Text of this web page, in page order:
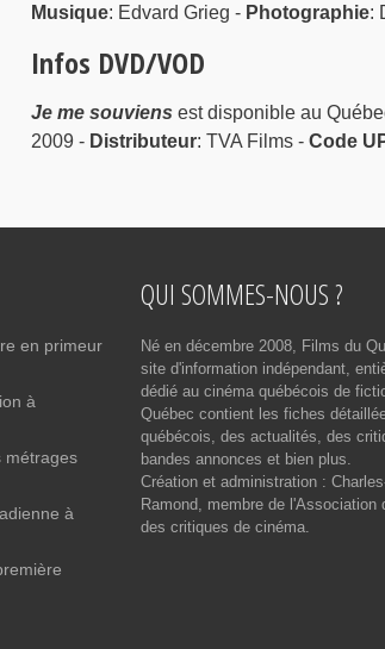
Musique: Edvard Grieg - Photographie:
Infos DVD/VOD
Je me souviens est disponible au
2009 - Distributeur: TVA Films - Code
en primeur
à
métrages
à
QUI SOMMES-NOUS ?
Né en décembre 2008, Films du
site d'information indépendant,
dédié au cinéma québécois de
Québec contient les fiches
québécois, des actualités, des
bandes annonces et bien plus.
Création et administration :
Ramond, membre de l'Association
des critiques de cinéma.